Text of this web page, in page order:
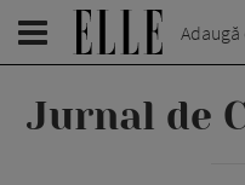
Adaugă
Jurnal de